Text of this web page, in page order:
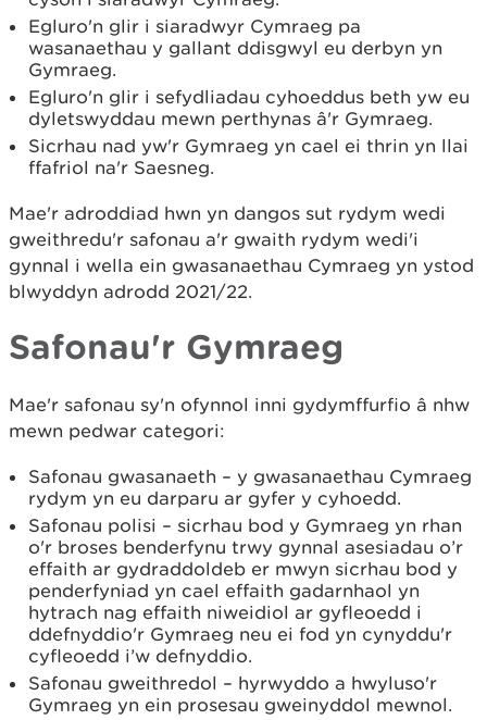
Egluro'n glir i siaradwyr Cymraeg pa
wasanaethau y gallant ddisgwyl eu derbyn yn
Gymraeg.
Egluro'n glir i sefydliadau cyhoeddus beth yw eu
dyletswyddau mewn perthynas â'r Gymraeg.
Sicrhau nad yw'r Gymraeg yn cael ei thrin yn llai
ffafriol na'r Saesneg.
Mae'r adroddiad hwn yn dangos sut rydym wedi
gweithredu'r safonau a'r gwaith rydym wedi'i
gynnal i wella ein gwasanaethau Cymraeg yn ystod
blwyddyn adrodd 2021/22.
Safonau'r Gymraeg
Mae'r safonau sy'n ofynnol inni gydymffurfio â nhw
mewn pedwar categori:
Safonau gwasanaeth – y gwasanaethau Cymraeg
rydym yn eu darparu ar gyfer y cyhoedd.
Safonau polisi – sicrhau bod y Gymraeg yn rhan
o'r broses benderfynu trwy gynnal asesiadau o’r
effaith ar gydraddoldeb er mwyn sicrhau bod y
penderfyniad yn cael effaith gadarnhaol yn
hytrach nag effaith niweidiol ar gyfleoedd i
ddefnyddio'r Gymraeg neu ei fod yn cynyddu'r
cyfleoedd i’w defnyddio.
Safonau gweithredol – hyrwyddo a hwyluso'r
Gymraeg yn ein prosesau gweinyddol mewnol.